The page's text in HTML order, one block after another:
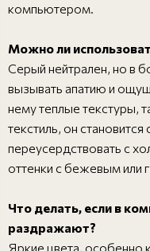
компьютером.
Можно ли
Серый нейтрален, но в
вызывать апатию и
нему теплые текстуры,
текстиль, он
переусердствовать с
оттенки с бежевым или
Что делать, если в
раздражают?
Яркие цвета, особенно